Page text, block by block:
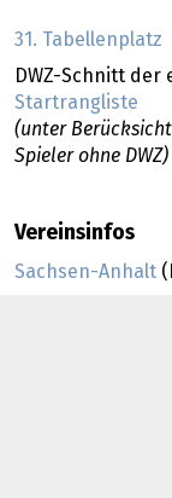
31. Tabellenplatz
DWZ-Schnitt der
Startrangliste
(unter
Spieler ohne DWZ)
Vereinsinfos
Sachsen-Anhalt